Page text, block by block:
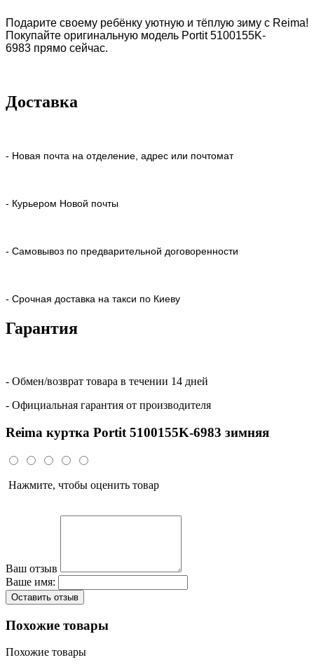
Подарите своему ребёнку уютную и тёплую зиму с Reima!
Покупайте оригинальную модель Portit 5100155K-
6983 прямо сейчас.
Доставка
- Новая почта на отделение, адрес или почтомат
- Курьером Новой почты
- Самовывоз по предварительной договоренности
- Срочная доставка на такси по Киеву
Гарантия
- Обмен/возврат товара в течении 14 дней
- Официальная гарантия от производителя
Reima куртка Portit 5100155K-6983 зимняя
Нажмите, чтобы оценить товар
Ваш отзыв
Ваше имя:
Оставить отзыв
Похожие товары
Похожие товары